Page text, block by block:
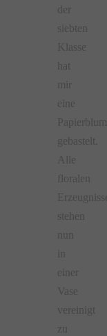
der
siebten
Klasse
hat
mir
eine
gebastelt.
Alle
floralen
stehen
einer
Vase
vereinigt
zu